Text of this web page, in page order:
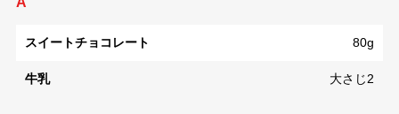
スイートチョコレート 80g
牛乳 大さじ2